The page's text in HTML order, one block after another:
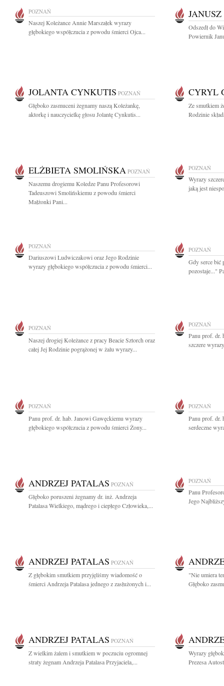
POZNAŃ
Naszej Koleżance Annie Marszałek wyrazy
głębokiego współczucia z powodu śmierci Ojca...
Odszedł do
Powiernik
JOLANTA CYNKUTIS POZNAŃ
Głęboko zasmuceni żegnamy naszą Koleżankę,
aktorkę i nauczycielkę głosu Jolantę Cynkutis...
CYRYL
Ze smutkiem
Rodzinie
ELŻBIETA SMOLIŃSKA POZNAŃ
Naszemu drogiemu Koledze Panu Profesorowi
Tadeuszowi Smolińskiemu z powodu śmierci
Małżonki Pani...
POZNAŃ
Wyrazy
jaką jest
POZNAŃ
Dariuszowi Ludwiczakowi oraz Jego Rodzinie
wyrazy głębokiego współczucia z powodu śmierci...
POZNAŃ
Gdy serce bić
pozostaje..."
POZNAŃ
Naszej drogiej Koleżance z pracy Beacie Sztorch oraz
całej Jej Rodzinie pogrążonej w żalu wyrazy...
POZNAŃ
Panu prof. dr.
szczere
POZNAŃ
Panu prof. dr. hab. Janowi Gawęckiemu wyrazy
głębokiego współczucia z powodu śmierci Żony...
POZNAŃ
Panu prof. dr.
serdeczne
ANDRZEJ PATALAS POZNAŃ
Głęboko poruszeni żegnamy dr. inż. Andrzeja
Patalasa Wielkiego, mądrego i ciepłego Człowieka,...
POZNAŃ
Panu
Jego
ANDRZEJ PATALAS POZNAŃ
Z głębokim smutkiem przyjęliśmy wiadomość o
śmierci Andrzeja Patalasa jednego z zasłużonych i...
"Nie umiera
Głęboko
ANDRZEJ PATALAS POZNAŃ
Z wielkim żalem i smutkiem w poczuciu ogromnej
straty żegnam Andrzeja Patalasa Przyjaciela,...
Wyrazy
Prezesa